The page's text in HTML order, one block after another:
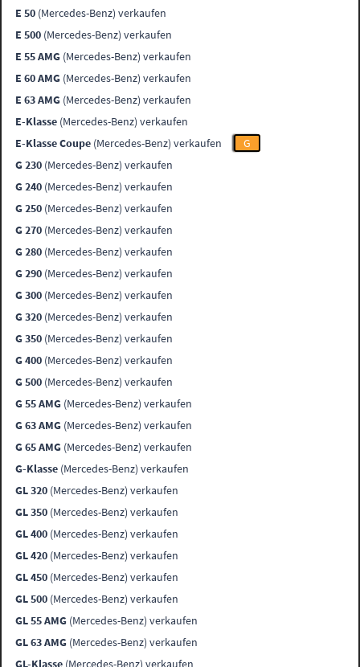
E 50 (Mercedes-Benz) verkaufen
E 500 (Mercedes-Benz) verkaufen
E 55 AMG (Mercedes-Benz) verkaufen
E 60 AMG (Mercedes-Benz) verkaufen
E 63 AMG (Mercedes-Benz) verkaufen
E-Klasse (Mercedes-Benz) verkaufen
E-Klasse Coupe (Mercedes-Benz) verkaufen
G
G 230 (Mercedes-Benz) verkaufen
G 240 (Mercedes-Benz) verkaufen
G 250 (Mercedes-Benz) verkaufen
G 270 (Mercedes-Benz) verkaufen
G 280 (Mercedes-Benz) verkaufen
G 290 (Mercedes-Benz) verkaufen
G 300 (Mercedes-Benz) verkaufen
G 320 (Mercedes-Benz) verkaufen
G 350 (Mercedes-Benz) verkaufen
G 400 (Mercedes-Benz) verkaufen
G 500 (Mercedes-Benz) verkaufen
G 55 AMG (Mercedes-Benz) verkaufen
G 63 AMG (Mercedes-Benz) verkaufen
G 65 AMG (Mercedes-Benz) verkaufen
G-Klasse (Mercedes-Benz) verkaufen
GL 320 (Mercedes-Benz) verkaufen
GL 350 (Mercedes-Benz) verkaufen
GL 400 (Mercedes-Benz) verkaufen
GL 420 (Mercedes-Benz) verkaufen
GL 450 (Mercedes-Benz) verkaufen
GL 500 (Mercedes-Benz) verkaufen
GL 55 AMG (Mercedes-Benz) verkaufen
GL 63 AMG (Mercedes-Benz) verkaufen
GL-Klasse (Mercedes-Benz) verkaufen